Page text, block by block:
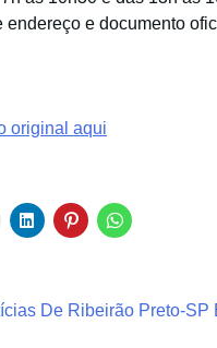
endereço e documento
original aqui
De Ribeirão Preto-SP